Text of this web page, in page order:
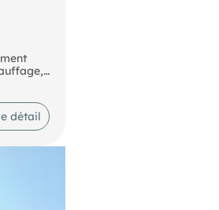
à louer
.
détail